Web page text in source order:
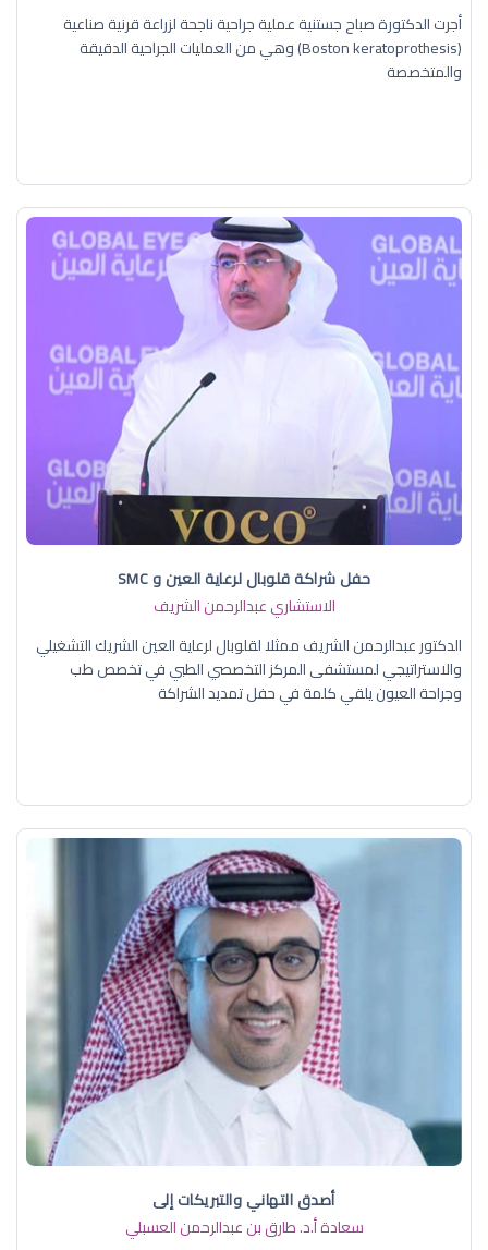
أجرت الدكتورة صباح جستنية عملية جراحية ناجحة لزراعة قرنية صناعية
(Boston keratoprothesis) وهي من العمليات الجراحية الدقيقة
والمتخصصة
حفل شراكة قلوبال لرعاية العين و SMC
الاستشاري عبدالرحمن الشريف
الدكتور عبدالرحمن الشريف ممثلا لقلوبال لرعاية العين الشريك التشغيلي
والاستراتيجي لمستشفى المركز التخصصي الطبي في تخصص طب
وجراحة العيون يلقي كلمة في حفل تمديد الشراكة
أصدق التهاني والتبريكات إلى
سعادة أ.د. ​طارق بن عبدالرحمن العسبلي